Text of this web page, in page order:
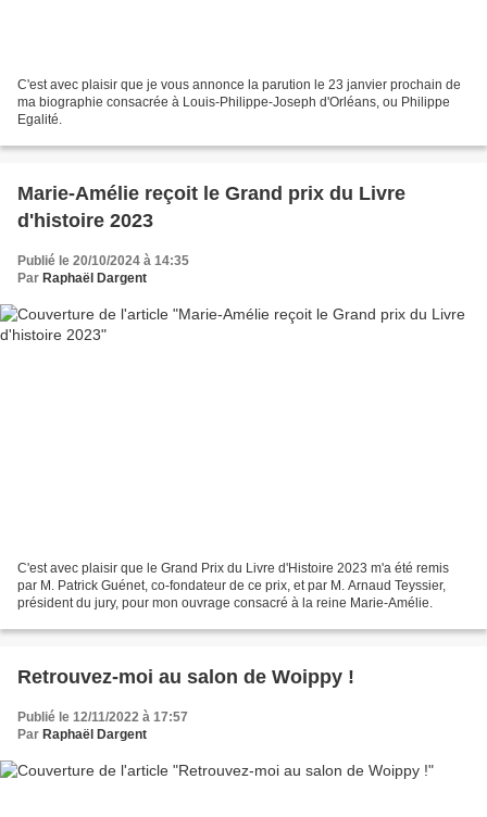
C'est avec plaisir que je vous annonce la parution le 23 janvier prochain de
ma biographie consacrée à Louis-Philippe-Joseph d'Orléans, ou Philippe
Egalité.
Marie-Amélie reçoit le Grand prix du Livre
d'histoire 2023
Publié le 20/10/2024 à 14:35
Par Raphaël Dargent
C'est avec plaisir que le Grand Prix du Livre d'Histoire 2023 m'a été remis
par M. Patrick Guénet, co-fondateur de ce prix, et par M. Arnaud Teyssier,
président du jury, pour mon ouvrage consacré à la reine Marie-Amélie.
Retrouvez-moi au salon de Woippy !
Publié le 12/11/2022 à 17:57
Par Raphaël Dargent